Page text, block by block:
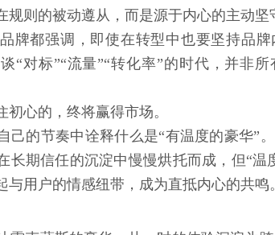
规则的被动遵从，而是源于内心的主动坚
牌都强调，即使在转型中也要坚持品
“对标”“流量”“转化率”的时代，并非
心的，终将赢得市场。
己的节奏中诠释什么是“有温度的豪华”。
长期信任的沉淀中慢慢烘托而成，但“温
与用户的情感纽带，成为直抵内心的共鸣。